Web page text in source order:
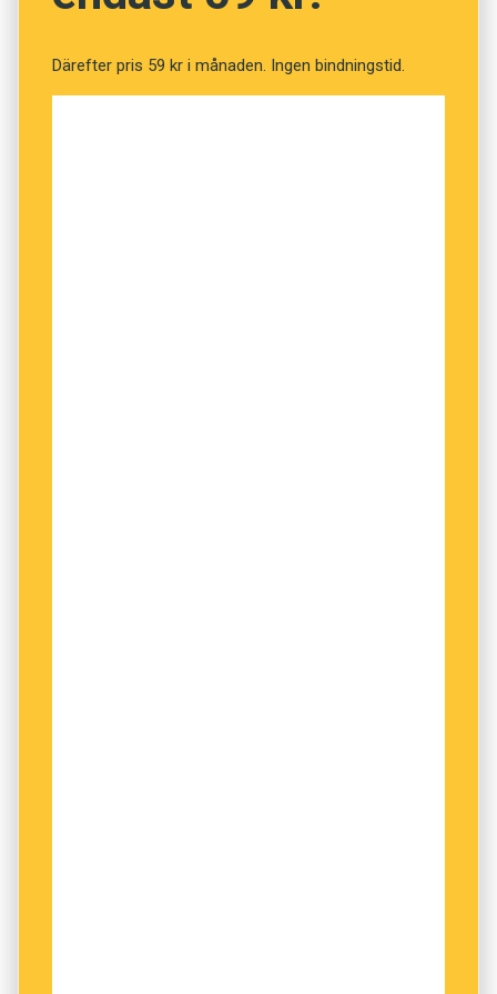
Därefter pris 59 kr i månaden. Ingen bindningstid.